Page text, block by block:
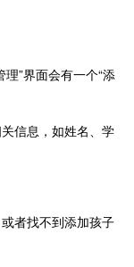
”界面会有一个“添
信息，如姓名、学
者找不到添加孩子